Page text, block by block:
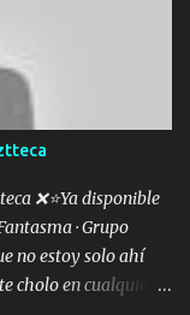
que nunca me ha
también al
antros me verán
siempre
ya saben de
❌⭐Ya disponible
· Grupo
no estoy solo ahí
cholo en cualquier